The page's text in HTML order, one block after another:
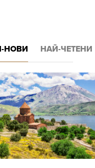
НОВИ НАЙ-ЧЕТЕНИ